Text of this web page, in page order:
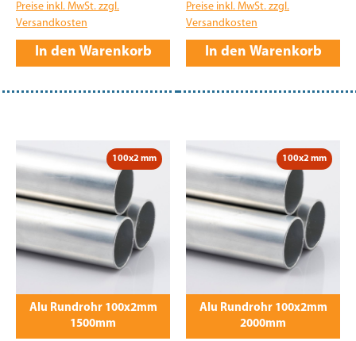
Preise inkl. MwSt. zzgl.
Versandkosten
In den Warenkorb
Preise inkl. MwSt. zzgl.
Versandkosten
In den Warenkorb
100x2 mm
Alu Rundrohr 100x2mm
1500mm
100x2 mm
Alu Rundrohr 100x2mm
2000mm